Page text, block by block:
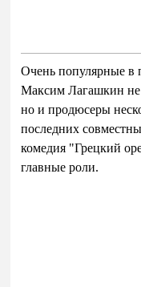
Очень популярные в
Максим Лагашкин не
но и продюсеры
последних
комедия "Грецкий
главные роли.